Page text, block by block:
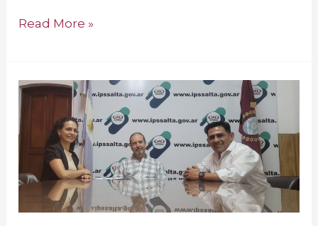
Read More »
Reunión
de
apertura
auditoría
en